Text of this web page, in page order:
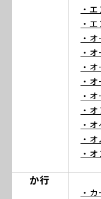
・
・
・
・
・
・
・
・
・
・
・
か行
・